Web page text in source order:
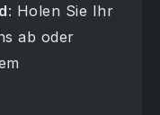
: Holen Sie Ihr
ab oder